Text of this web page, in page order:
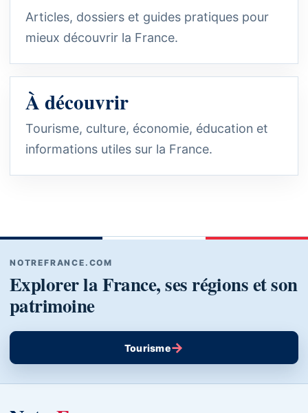
Articles, dossiers et guides pratiques pour
mieux découvrir la France.
À découvrir
Tourisme, culture, économie, éducation et
informations utiles sur la France.
NOTREFRANCE.COM
Explorer la France, ses régions et son
patrimoine
Tourisme→